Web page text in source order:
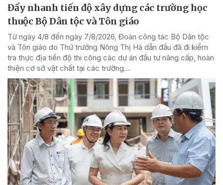
Đẩy nhanh tiến độ xây dựng các trường học
thuộc Bộ Dân tộc và Tôn giáo
Từ ngày 4/8 đến ngày 7/8/2026, Đoàn công tác Bộ Dân tộc
và Tôn giáo do Thứ trưởng Nông Thị Hà dẫn đầu đã đi kiểm
tra thực địa tiến độ thi công các dự án đầu tư nâng cấp, hoàn
thiện cơ sở vật chất tại các trường...